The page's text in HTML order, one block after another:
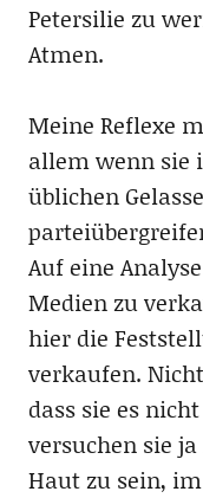
Petersilie zu
Atmen.
Meine Reflexe
allem wenn sie
üblichen
Auf eine
Medien zu
hier die
verkaufen.
dass sie es
versuchen sie
Haut zu sein,